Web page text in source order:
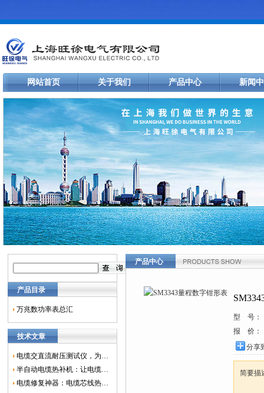
网站首页 关于我们 产品中心 新闻
产品目录
万兆数功率表总汇
技术文章
电缆交直流耐压测试仪，为电网安全保驾护航
半自动电缆热补机：让电缆修复更简单、更高效！
电缆修复神器：电缆芯线热补机如何保障电网安全？
产品中心
型 号：
报 价：
分享
简要描